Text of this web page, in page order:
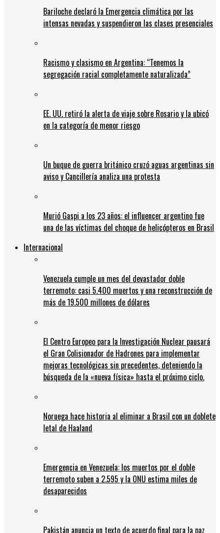
Bariloche declaró la Emergencia climática por las
intensas nevadas y suspendieron las clases presenciales
Racismo y clasismo en Argentina: “Tenemos la
segregación racial completamente naturalizada”
EE. UU. retiró la alerta de viaje sobre Rosario y la ubicó
en la categoría de menor riesgo
Un buque de guerra británico cruzó aguas argentinas sin
aviso y Cancillería analiza una protesta
Murió Gaspi a los 23 años: el influencer argentino fue
una de las víctimas del choque de helicópteros en Brasil
Internacional
Venezuela cumple un mes del devastador doble
terremoto: casi 5.400 muertos y una reconstrucción de
más de 19.500 millones de dólares
El Centro Europeo para la Investigación Nuclear pausará
el Gran Colisionador de Hadrones para implementar
mejoras tecnológicas sin precedentes, deteniendo la
búsqueda de la «nueva física» hasta el próximo ciclo.
Noruega hace historia al eliminar a Brasil con un doblete
letal de Haaland
Emergencia en Venezuela: los muertos por el doble
terremoto suben a 2.595 y la ONU estima miles de
desaparecidos
Pakistán anuncia un texto de acuerdo final para la paz